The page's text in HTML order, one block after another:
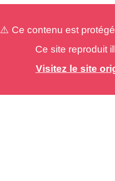
⚠️ Ce contenu est
Ce site reproduit
Visitez le site